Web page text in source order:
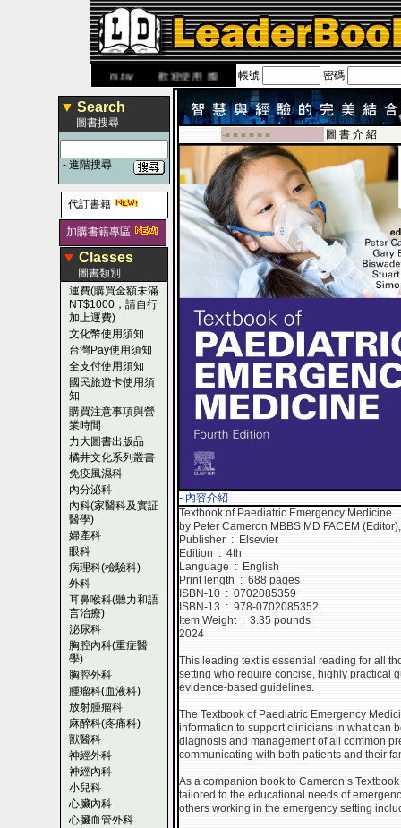
歡迎使用 國民旅遊卡！！
帳號 密碼
▼ Search
圖書搜尋
- 進階搜尋
代訂書籍
加購書籍專區
▼ Classes
圖書類別
運費(購買金額未滿
NT$1000，請自行
加上運費)
文化幣使用須知
台灣Pay使用須知
全支付使用須知
國民旅遊卡使用須
知
購買注意事項與營
業時間
力大圖書出版品
橘井文化系列叢書
免疫風濕科
內分泌科
內科(家醫科及實証
醫學)
婦產科
眼科
病理科(檢驗科)
外科
耳鼻喉科(聽力和語
言治療)
泌尿科
胸腔內科(重症醫
學)
胸腔外科
腫瘤科(血液科)
放射腫瘤科
麻醉科(疼痛科)
獸醫科
神經外科
神經內科
小兒科
心臟內科
心臟血管外科
-■ ■ ■ ■ ■ ■ 圖 書 介 紹
- 內容介紹
Textbook of Paediatric Emergency Medicine
by Peter Cameron MBBS MD FACEM (Editor),
Publisher ‏ : ‎ Elsevier
Edition ‏ : ‎ 4th
Language ‏ : ‎ English
Print length ‏ : ‎ 688 pages
ISBN-10 ‏ : ‎ 0702085359
ISBN-13 ‏ : ‎ 978-0702085352
Item Weight ‏ : ‎ 3.35 pounds
2024
This leading text is essential reading for all
setting who require concise, highly practical
evidence-based guidelines.
The Textbook of Paediatric Emergency
information to support clinicians in what can
diagnosis and management of all common
communicating with both patients and their
As a companion book to Cameron’s
tailored to the educational needs of
others working in the emergency setting